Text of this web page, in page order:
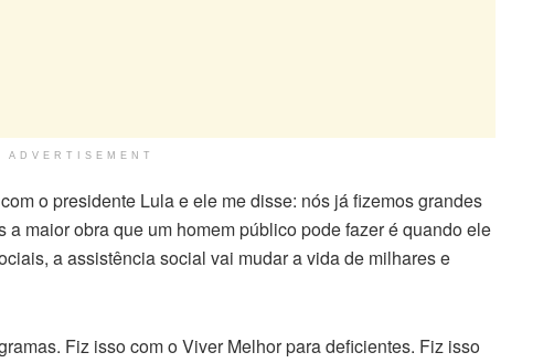
ADVERTISEMENT
o presidente Lula e ele me disse: nós já fizemos grandes
maior obra que um homem público pode fazer é quando ele
a assistência social vai mudar a vida de milhares e
Fiz isso com o Viver Melhor para deficientes. Fiz isso